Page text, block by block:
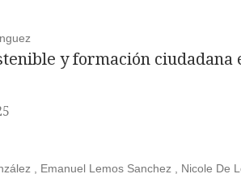
y formación ciudadana
, Emanuel Lemos Sanchez , Nicole De